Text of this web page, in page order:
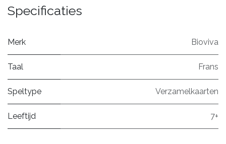
Specificaties
Merk Bioviva
Taal Frans
Speltype Verzamelkaarten
Leeftijd 7+